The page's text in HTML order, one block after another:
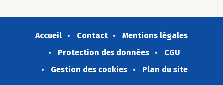
Accueil Contact
Mentions légales
Protection des données
CGU
Gestion des cookies
Plan du site